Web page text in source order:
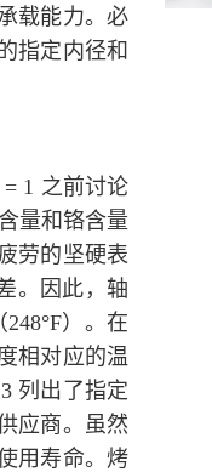
载能力。必
指定内径和
1 之前讨论
量和铬含量
劳的坚硬表
。因此，轴
）。在
相对应的温
列出了指定
应商。虽然
用寿命。烤